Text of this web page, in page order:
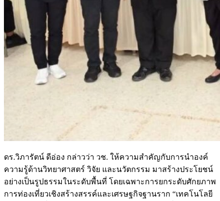
ดร.วิภารัตน์ ดีอ่อง กล่าวว่า วช. ให้ความสำคัญกับการนำองค์
ความรู้ด้านวิทยาศาสตร์ วิจัย และนวัตกรรม มาสร้างประโยชน์
อย่างเป็นรูปธรรมในระดับพื้นที่ โดยเฉพาะการยกระดับศักยภาพ
การท่องเที่ยวเชิงสร้างสรรค์และเศรษฐกิจฐานราก “เทคโนโลยี